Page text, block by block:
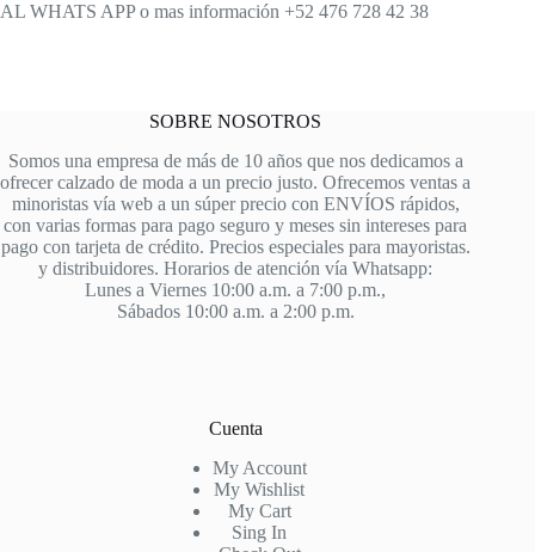
AL WHATS APP o mas información +52 476 728 42 38
SOBRE NOSOTROS
Somos una empresa de más de 10 años que nos dedicamos a
ofrecer calzado de moda a un precio justo. Ofrecemos ventas a
minoristas vía web a un súper precio con ENVÍOS rápidos,
con varias formas para pago seguro y meses sin intereses para
pago con tarjeta de crédito. Precios especiales para mayoristas.
y distribuidores. Horarios de atención vía Whatsapp:
Lunes a Viernes 10:00 a.m. a 7:00 p.m.,
Sábados 10:00 a.m. a 2:00 p.m.
Cuenta
My Account
My Wishlist
My Cart
Sing In